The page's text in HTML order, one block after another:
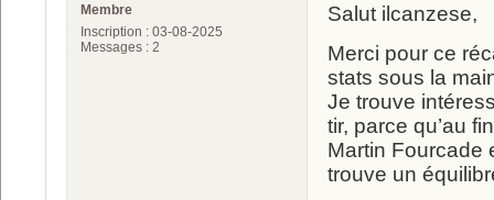
Membre
Inscription : 03-08-2025
Messages : 2
Salut ilcanzese,
Merci pour ce
stats sous la
Je trouve
tir, parce qu’au
Martin Fourcade
trouve un